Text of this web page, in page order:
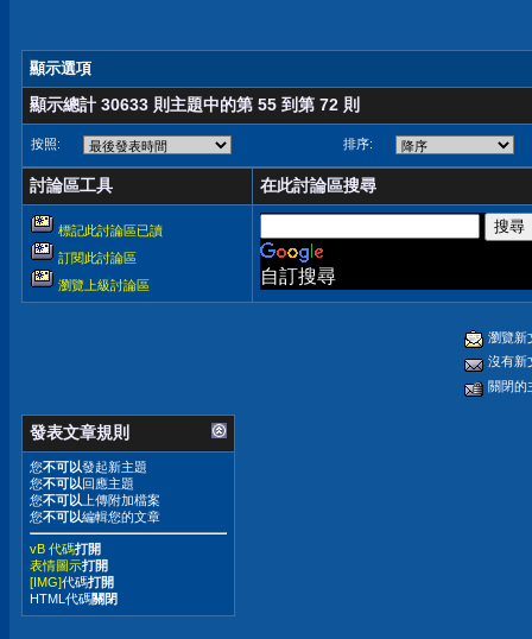
顯示選項
顯示總計 30633 則主題中的第 55 到第 72 則
按照: 排序:
討論區工具 在此討論區搜尋
標記此討論區已讀
訂閱此討論區
瀏覽上級討論區
自訂搜尋
瀏覽新
沒有新
關閉的
發表文章規則
您不可以發起新主題
您不可以回應主題
您不可以 上傳附加檔案
您不可以編輯您的文章
vB 代碼打開
表情圖示打開
[IMG]代碼打開
HTML代碼關閉